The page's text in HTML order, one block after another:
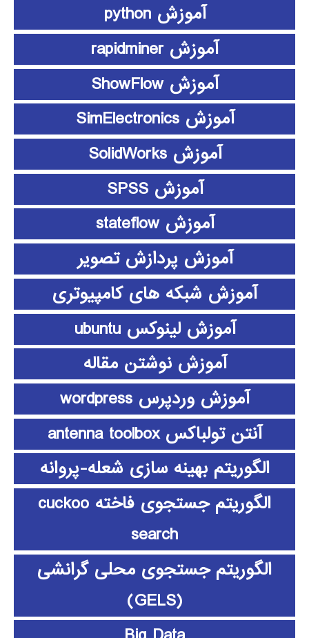
آموزش python
آموزش rapidminer
آموزش ShowFlow
آموزش SimElectronics
آموزش SolidWorks
آموزش SPSS
آموزش stateflow
آموزش پردازش تصویر
آموزش شبکه های کامپیوتری
آموزش لینوکس ubuntu
آموزش نوشتن مقاله
آموزش وردپرس wordpress
آنتن تولباکس antenna toolbox
الگوریتم بهینه سازی شعله-پروانه
الگوریتم جستجوی فاخته cuckoo
search
الگوریتم جستجوی محلی گرانشی
(GELS)